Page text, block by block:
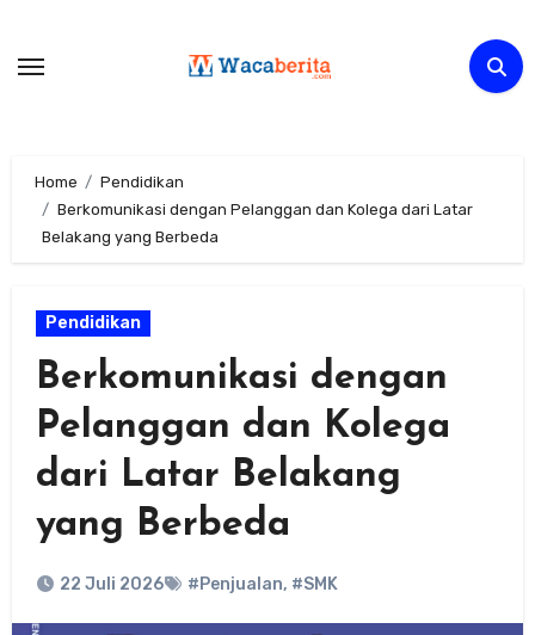
content
Home
Pendidikan
Berkomunikasi dengan Pelanggan dan Kolega dari Latar
Belakang yang Berbeda
Pendidikan
Berkomunikasi dengan
Pelanggan dan Kolega
dari Latar Belakang
yang Berbeda
22 Juli 2026 #Penjualan, #SMK